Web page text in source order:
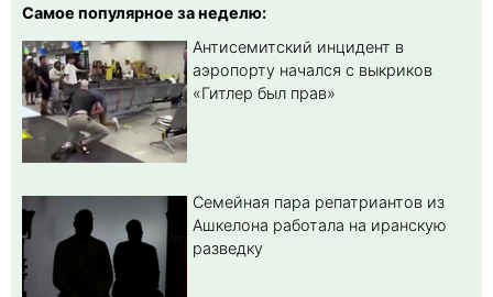
Самое популярное за неделю:
Антисемитский инцидент в
аэропорту начался с выкриков
«Гитлер был прав»
Семейная пара репатриантов из
Ашкелона работала на иранскую
разведку